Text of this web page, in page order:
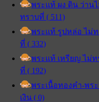
พระแท้ ผง ดิน ว่าน
ทราบที่ ( 511)
พระแท้ รูปหล่อ ไม่
ที่ ( 332)
พระแท้ เหรียญ ไม่ท
ที่ ( 192)
พระเนื้อทองคำ-พระ
เงิน ( 0)